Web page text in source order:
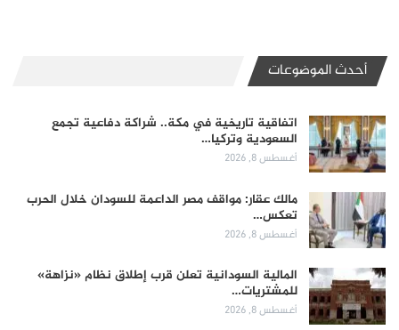
أحدث الموضوعات
اتفاقية تاريخية في مكة.. شراكة دفاعية تجمع
السعودية وتركيا…
أغسطس 8, 2026
مالك عقار: مواقف مصر الداعمة للسودان خلال الحرب
تعكس…
أغسطس 8, 2026
المالية السودانية تعلن قرب إطلاق نظام «نزاهة»
للمشتريات…
أغسطس 8, 2026